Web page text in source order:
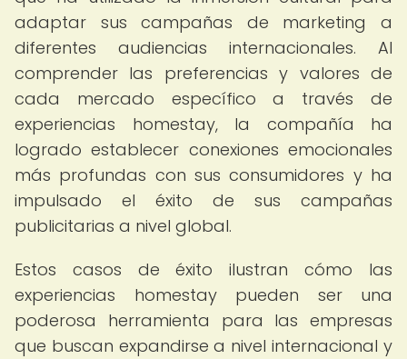
adaptar sus campañas de marketing a
diferentes audiencias internacionales. Al
comprender las preferencias y valores de
cada mercado específico a través de
experiencias homestay, la compañía ha
logrado establecer conexiones emocionales
más profundas con sus consumidores y ha
impulsado el éxito de sus campañas
publicitarias a nivel global.
Estos casos de éxito ilustran cómo las
experiencias homestay pueden ser una
poderosa herramienta para las empresas
que buscan expandirse a nivel internacional y